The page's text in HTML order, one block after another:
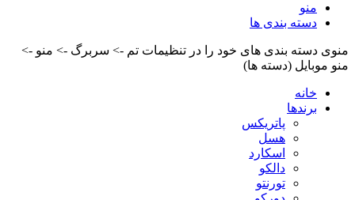
منو
دسته بندی ها
منوی دسته بندی های خود را در تنظیمات تم -> سربرگ -> منو ->
منو موبایل (دسته ها)
خانه
برندها
پاتریکس
هسل
اسکارد
دالکو
تورنتو